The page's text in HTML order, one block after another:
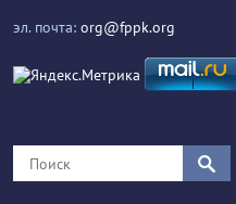
эл. почта: org@fppk.org